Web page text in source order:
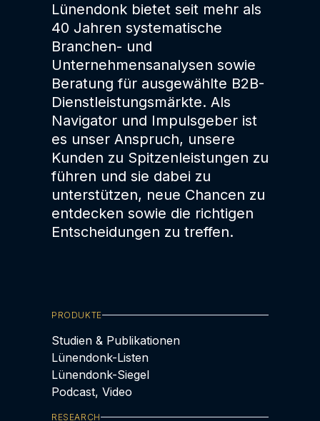
Lünendonk bietet seit mehr als
40 Jahren systematische
Branchen- und
Unternehmensanalysen sowie
Beratung für ausgewählte B2B-
Dienstleistungsmärkte. Als
Navigator und Impulsgeber ist
es unser Anspruch, unsere
Kunden zu Spitzenleistungen zu
führen und sie dabei zu
unterstützen, neue Chancen zu
entdecken sowie die richtigen
Entscheidungen zu treffen.
PRODUKTE
Studien & Publikationen
Lünendonk-Listen
Lünendonk-Siegel
Podcast, Video
RESEARCH